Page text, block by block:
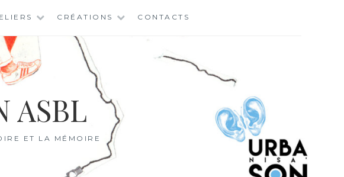
CRÉATIONS CONTACTS
ASBL
ET LA MÉMOIRE